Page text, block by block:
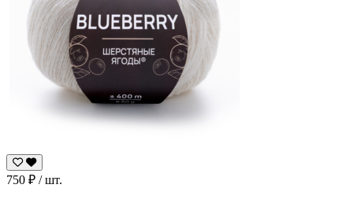
750 ₽ / шт.